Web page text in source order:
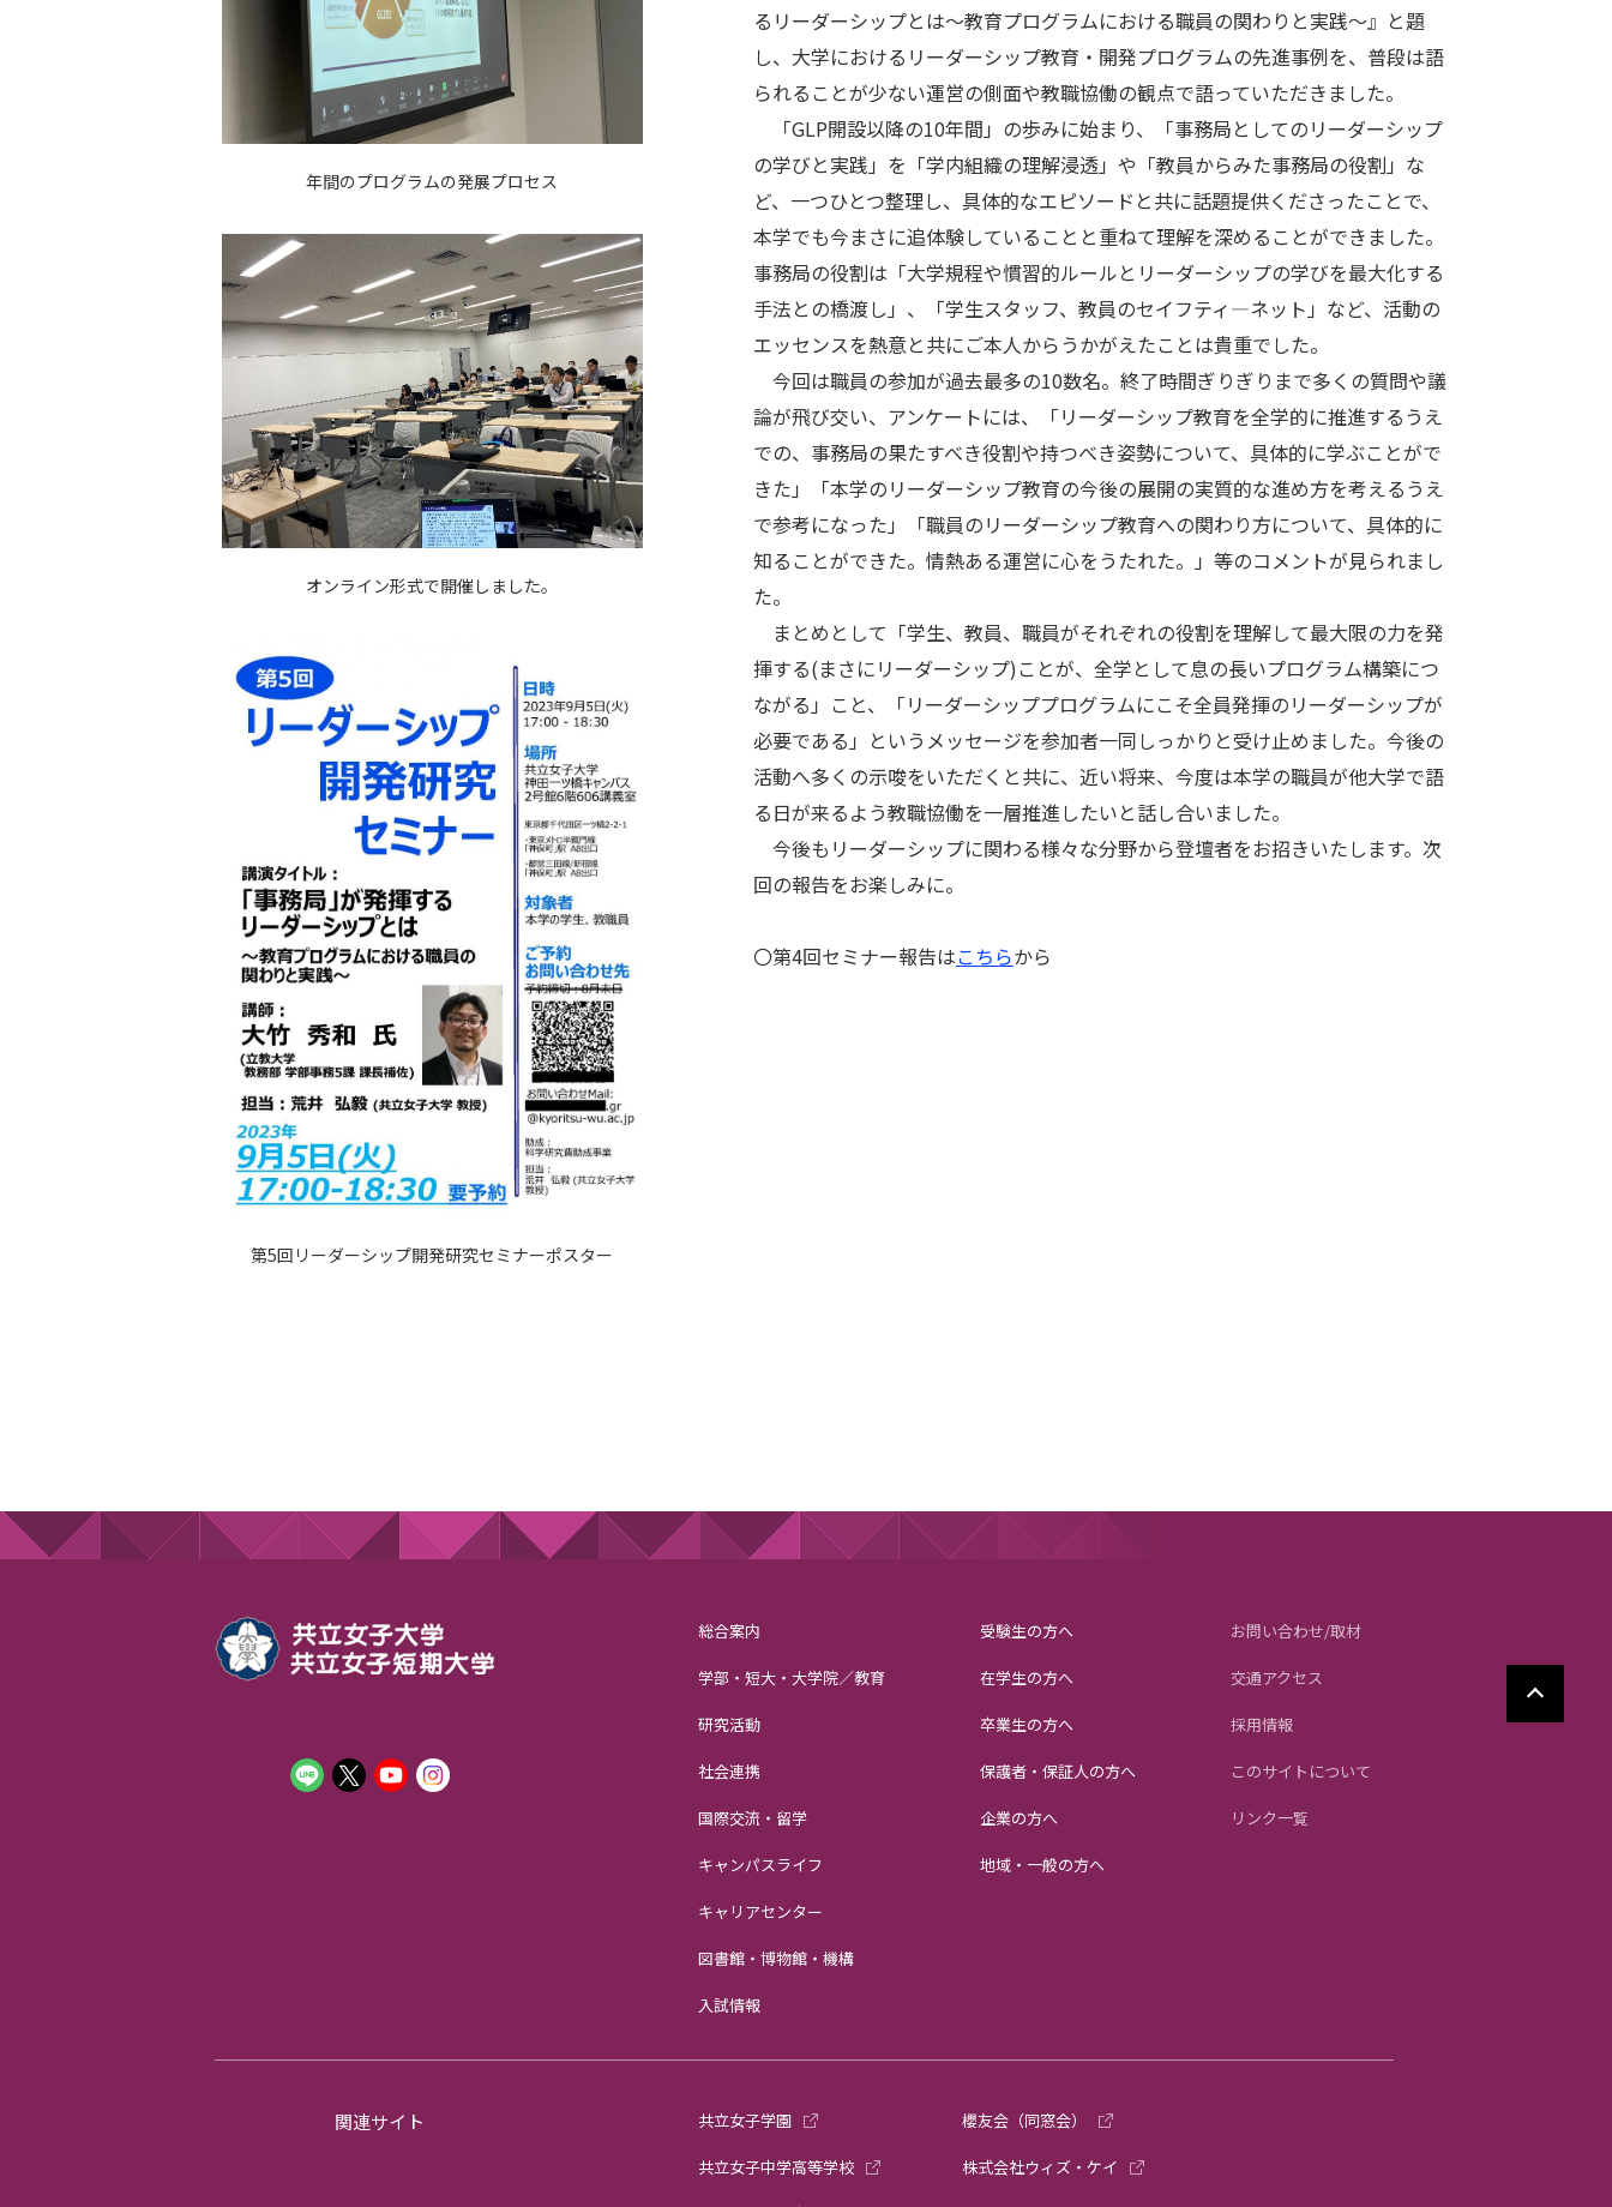
るリーダーシップとは～教育プログラムにおける職員の関わりと実践～』と題
し、大学におけるリーダーシップ教育・開発プログラムの先進事例を、普段は語
られることが少ない運営の側面や教職協働の観点で語っていただきました。
「GLP開設以降の10年間」の歩みに始まり、「事務局としてのリーダーシップ
の学びと実践」を「学内組織の理解浸透」や「教員からみた事務局の役割」な
ど、一つひとつ整理し、具体的なエピソードと共に話題提供くださったことで、
本学でも今まさに追体験していることと重ねて理解を深めることができました。
事務局の役割は「大学規程や慣習的ルールとリーダーシップの学びを最大化する
手法との橋渡し」、「学生スタッフ、教員のセイフティ―ネット」など、活動の
エッセンスを熱意と共にご本人からうかがえたことは貴重でした。
今回は職員の参加が過去最多の10数名。終了時間ぎりぎりまで多くの質問や議
論が飛び交い、アンケートには、「リーダーシップ教育を全学的に推進するうえ
での、事務局の果たすべき役割や持つべき姿勢について、具体的に学ぶことがで
きた」「本学のリーダーシップ教育の今後の展開の実質的な進め方を考えるうえ
で参考になった」「職員のリーダーシップ教育への関わり方について、具体的に
知ることができた。情熱ある運営に心をうたれた。」等のコメントが見られまし
た。
まとめとして「学生、教員、職員がそれぞれの役割を理解して最大限の力を発
揮する(まさにリーダーシップ)ことが、全学として息の長いプログラム構築につ
ながる」こと、「リーダーシッププログラムにこそ全員発揮のリーダーシップが
必要である」というメッセージを参加者一同しっかりと受け止めました。今後の
活動へ多くの示唆をいただくと共に、近い将来、今度は本学の職員が他大学で語
る日が来るよう教職協働を一層推進したいと話し合いました。
今後もリーダーシップに関わる様々な分野から登壇者をお招きいたします。次
回の報告をお楽しみに。
〇第4回セミナー報告はこちらから
年間のプログラムの発展プロセス
オンライン形式で開催しました。
第5回リーダーシップ開発研究セミナーポスター
総合案内
学部・短大・大学院／教育
研究活動
社会連携
国際交流・留学
キャンパスライフ
キャリアセンター
図書館・博物館・機構
入試情報
受験生の方へ
在学生の方へ
卒業生の方へ
保護者・保証人の方へ
企業の方へ
地域・一般の方へ
お問い合わせ/取材
交通アクセス
採用情報
このサイトについて
リンク一覧
関連サイト 共立女子学園
共立女子中学高等学校
櫻友会（同窓会）
株式会社ウィズ・ケイ